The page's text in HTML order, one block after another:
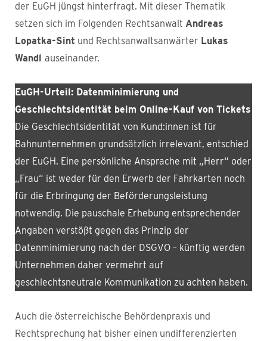
der EuGH jüngst hinterfragt. Mit dieser Thematik
setzen sich im Folgenden Rechtsanwalt Andreas
Lopatka-Sint und Rechtsanwaltsanwärter Lukas
Wandl auseinander.
EuGH-Urteil: Datenminimierung und
Geschlechtsidentität beim Online-Kauf von Tickets
Die Geschlechtsidentität von Kund:innen ist für
Bahnunternehmen grundsätzlich irrelevant, entschied
der EuGH. Eine persönliche Ansprache mit „Herr“ oder
„Frau“ ist weder für den Erwerb der Fahrkarten noch
für die Erbringung der Beförderungsleistung
notwendig. Die pauschale Erhebung entsprechender
Angaben verstößt gegen das Prinzip der
Datenminimierung nach der DSGVO – künftig werden
Unternehmen daher vermehrt auf
geschlechtsneutrale Kommunikation zu achten haben.
Auch die österreichische Behördenpraxis und
Rechtsprechung hat bisher einen undifferenzierten